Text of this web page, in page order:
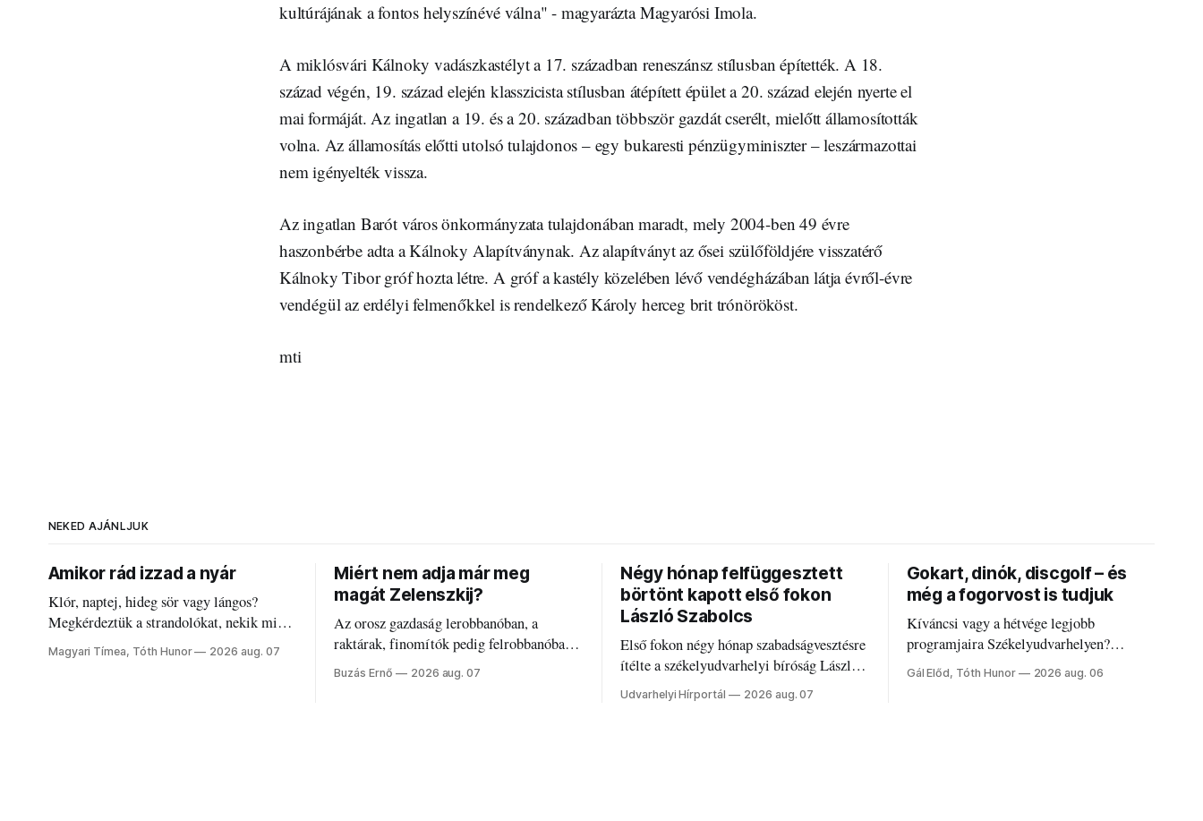
kultúrájának a fontos helyszínévé válna" - magyarázta Magyarósi Imola.
A miklósvári Kálnoky vadászkastélyt a 17. században reneszánsz stílusban építették. A 18.
század végén, 19. század elején klasszicista stílusban átépített épület a 20. század elején nyerte el
mai formáját. Az ingatlan a 19. és a 20. században többször gazdát cserélt, mielőtt államosították
volna. Az államosítás előtti utolsó tulajdonos – egy bukaresti pénzügyminiszter – leszármazottai
nem igényelték vissza.
Az ingatlan Barót város önkormányzata tulajdonában maradt, mely 2004-ben 49 évre
haszonbérbe adta a Kálnoky Alapítványnak. Az alapítványt az ősei szülőföldjére visszatérő
Kálnoky Tibor gróf hozta létre. A gróf a kastély közelében lévő vendégházában látja évről-évre
vendégül az erdélyi felmenőkkel is rendelkező Károly herceg brit trónörököst.
mti
NEKED AJÁNLJUK
Amikor rád izzad a nyár
Klór, naptej, hideg sör vagy lángos?
Megkérdeztük a strandolókat, nekik mi
jelenti a nyarat, és hogyan bírják a
kánikulát.
Magyari Tímea, Tóth Hunor 2026 aug. 07
Miért nem adja már meg
magát Zelenszkij?
Az orosz gazdaság lerobbanóban, a
raktárak, finomítók pedig felrobbanóban.
Akárcsak az ukrán népharag, amikor
elégedetlen vezetőivel.
Buzás Ernő 2026 aug. 07
Négy hónap felfüggesztett
börtönt kapott első fokon
László Szabolcs
Első fokon négy hónap szabadságvesztésre
ítélte a székelyudvarhelyi bíróság László
Szabolcsot.
Udvarhelyi Hírportál 2026 aug. 07
Gokart, dinók, discgolf – és
még a fogorvost is tudjuk
Kíváncsi vagy a hétvége legjobb
programjaira Székelyudvarhelyen?
Nálunk megtalálod őket – sőt, ha baj van a
fogaddal, a fogorvosi ügyeletet is!
Gál Előd, Tóth Hunor 2026 aug. 06